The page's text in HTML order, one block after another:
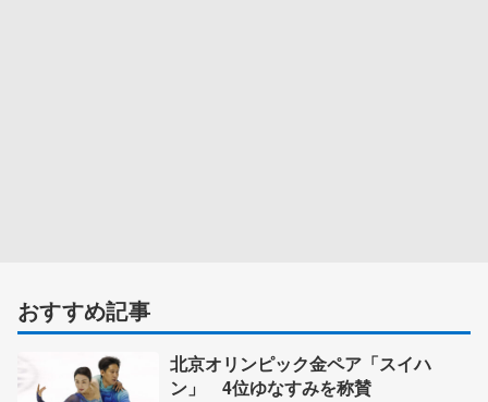
おすすめ記事
北京オリンピック金ペア「スイハ
ン」 4位ゆなすみを称賛